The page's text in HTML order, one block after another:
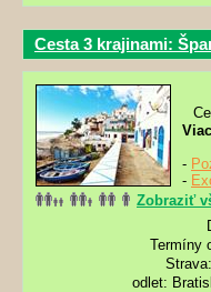
Cesta 3 krajinami:
-
-
Zobraziť
Termíny
odlet: